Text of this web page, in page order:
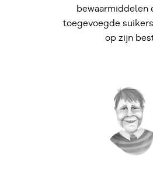
bewaarmiddelen
toegevoegde
op zijn